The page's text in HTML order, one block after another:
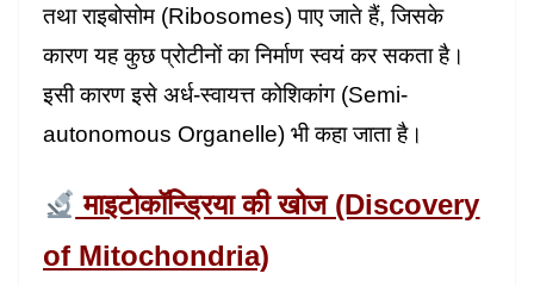
तथा राइबोसोम (Ribosomes) पाए जाते हैं, जिसके
कारण यह कुछ प्रोटीनों का निर्माण स्वयं कर सकता है।
इसी कारण इसे अर्ध-स्वायत्त कोशिकांग (Semi-
autonomous Organelle) भी कहा जाता है।
माइटोकॉन्ड्रिया की खोज (Discovery
of Mitochondria)